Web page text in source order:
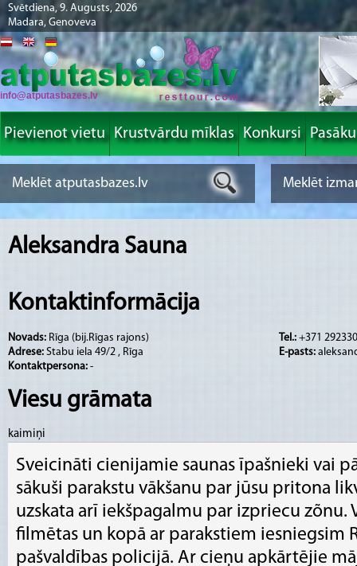
Svētdiena, 9. Augusts, 2026
Madara, Genoveva
info@atputasbazes.lv
Pievienot vietu Krustvārdu mīklas Konkursi
Aleksandra Sauna
Kontaktinformācija
Novads: Rīga (bij.Rīgas rajons)
Adrese: Stabu iela 49/2 , Rīga
Kontaktpersona: -
Tel.: +371
E-pasts:
Viesu grāmata
kaimiņi
Sveicināti cienijamie saunas īpašnieki vai
sākuši parakstu vākšanu par jūsu pritona
uzskata arī iekšpagalmu par izpriecu zõnu.
filmētas un kopā ar parakstiem iesniegsim
pašvaldības policijā. Ar cieņu apkārtējie